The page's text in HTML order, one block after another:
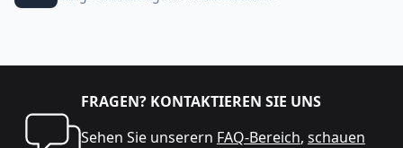
FRAGEN? KONTAKTIEREN SIE UNS
Sehen Sie unserern FAQ-Bereich, schauen